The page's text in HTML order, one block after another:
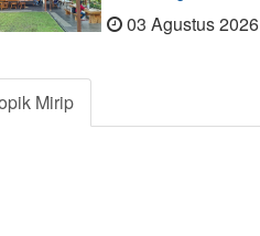
03 Agustus 2026
Mirip